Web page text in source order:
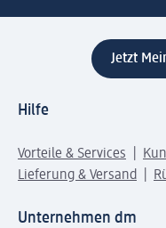
Jetzt
Hilfe
Vorteile & Services
Lieferung & Versand
Unternehmen dm